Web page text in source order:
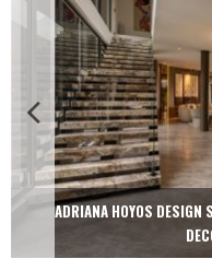
ADRIANA HOYOS